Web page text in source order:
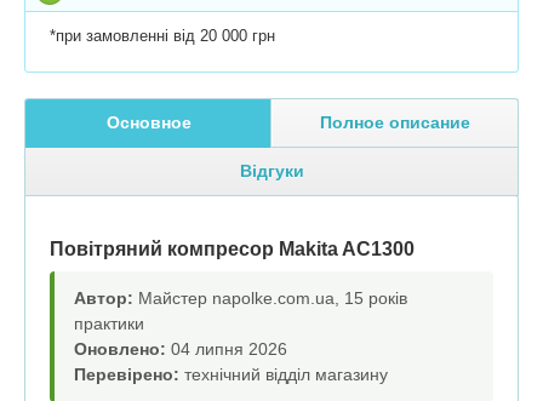
*при замовленні від 20 000 грн
Основное Полное описание
Відгуки
Повітряний компресор Makita AC1300
Автор: Майстер napolke.com.ua, 15 років
практики
Оновлено: 04 липня 2026
Перевірено: технічний відділ магазину